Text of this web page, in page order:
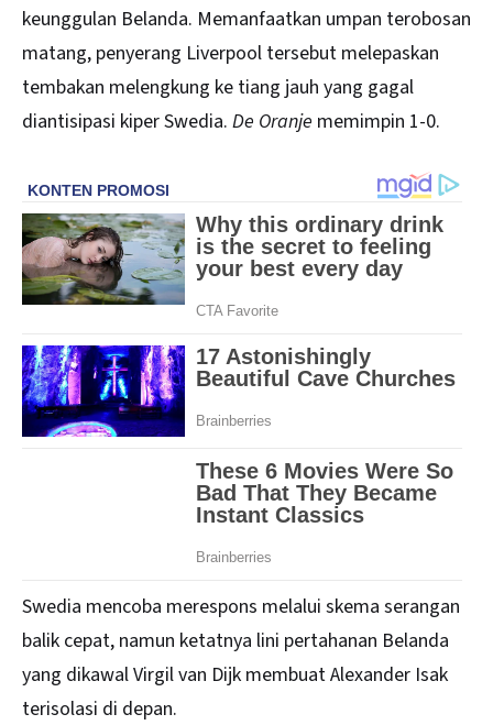
keunggulan Belanda. Memanfaatkan umpan terobosan
matang, penyerang Liverpool tersebut melepaskan
tembakan melengkung ke tiang jauh yang gagal
diantisipasi kiper Swedia. De Oranje memimpin 1-0.
Swedia mencoba merespons melalui skema serangan
balik cepat, namun ketatnya lini pertahanan Belanda
yang dikawal Virgil van Dijk membuat Alexander Isak
terisolasi di depan.